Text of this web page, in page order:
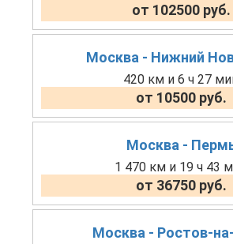
от 102500 руб.
Москва - Нижний
420 км и 6 ч 27
от 10500 руб.
Москва -
1 470 км и 19 ч 43
от 36750 руб.
Москва - Ростов-